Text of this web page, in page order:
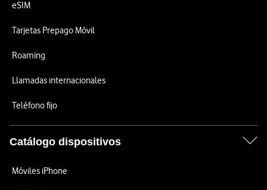
eSIM
Tarjetas Prepago Móvil
Roaming
Llamadas internacionales
Teléfono fijo
Catálogo dispositivos
Móviles iPhone